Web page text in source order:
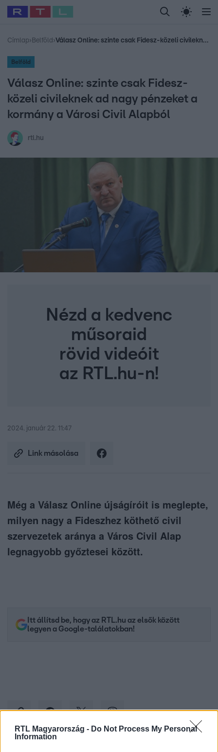
RTL Magyarország - Do Not Process My Personal
Information
Legfrissebb RTL Híradó Randi Celeb vagyok,
Babits Marcella Most Wanted Gallusz
Címlap› Belföld › Válasz Online: szinte csak Fidesz-közeli civileknek ad nagy pénzeket a kormány a Városi Civil Alapból
Belföld
Válasz Online: szinte csak Fidesz-
közeli civileknek ad nagy pénzeket a
kormány a Városi Civil Alapból
rtl.hu
Nézd a kedvenc
műsoraid
rövid videóit
az RTL.hu-n!
2024. január 22. 11:47
Link másolása
Még a Válasz Online újságíróit is meglepte,
milyen nagy a Fideszhez köthető civil
szervezetek aránya a Város Civil Alap
legnagyobb győztesei között.
Itt állítsd be, hogy az RTL.hu az elsők között
legyen a Google-találatokban!